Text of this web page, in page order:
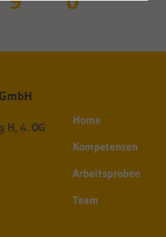
H, 4. OG
Home
Kompetenzen
Arbeitsproben
Team